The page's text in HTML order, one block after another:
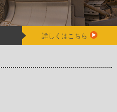
詳しくはこちら